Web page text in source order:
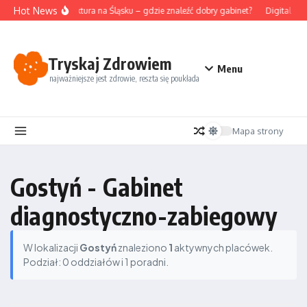
Przejdź do treści
Hot NewsAkupunktura na Śląsku – gdzie znaleźć dobry gabinet? Digital
Tryskaj Zdrowiem
najważniejsze jest zdrowie, reszta się poukłada
Menu
Mapa strony
Gostyń - Gabinet
diagnostyczno-zabiegowy
W lokalizacji Gostyńznaleziono 1 aktywnych placówek.
Podział: 0 oddziałów i 1 poradni.